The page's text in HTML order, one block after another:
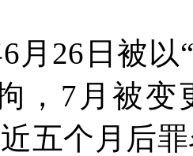
6 月 26 日被
， 7 月被变
五个月后